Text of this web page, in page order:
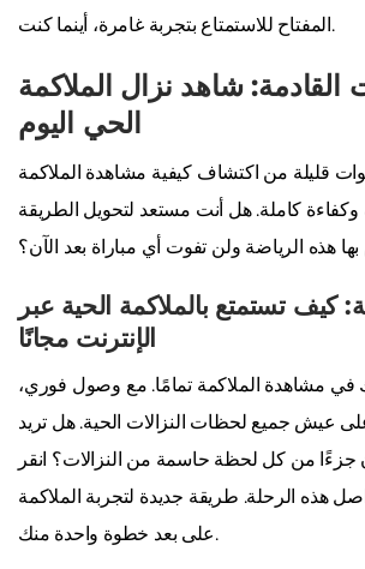
المفتاح للاستمتاع بتجربة غامرة، أينما كنت.
القادمة: شاهد نزال الملاكمة
الحي اليوم
قليلة من اكتشاف كيفية مشاهدة الملاكمة
وكفاءة كاملة. هل أنت مستعد لتحويل الطريقة
كيف تستمتع بالملاكمة الحية عبر
الإنترنت مجانًا
في مشاهدة الملاكمة تمامًا. مع وصول فوري،
عيش جميع لحظات النزالات الحية. هل تريد
من كل لحظة حاسمة من النزالات؟ انقر
هذه الرحلة. طريقة جديدة لتجربة الملاكمة
على بعد خطوة واحدة منك.